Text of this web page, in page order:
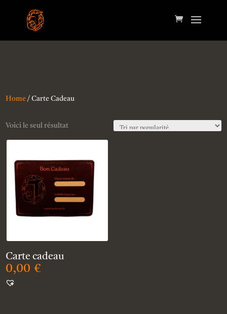
Home / Carte Cadeau
Voici le seul résultat
Carte cadeau
0,00€